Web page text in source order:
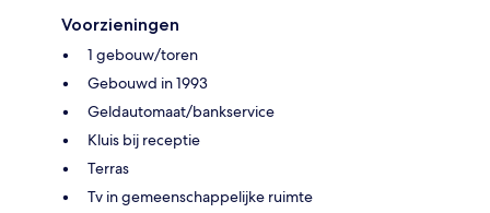
Voorzieningen
1 gebouw/toren
Gebouwd in 1993
Geldautomaat/bankservice
Kluis bij receptie
Terras
Tv in gemeenschappelijke ruimte